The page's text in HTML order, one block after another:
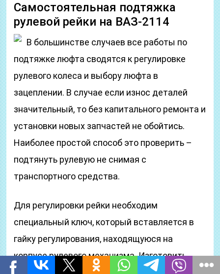
Самостоятельная подтяжка
рулевой рейки на ВАЗ-2114
В большинстве случаев все работы по
подтяжке люфта сводятся к регулировке
рулевого колеса и выбору люфта в
зацеплении. В случае если износ деталей
значительный, то без капитального ремонта и
установки новых запчастей не обойтись.
Наиболее простой способ это проверить –
подтянуть рулевую не снимая с
транспортного средства.
Для регулировки рейки необходим
специальный ключ, который вставляется в
гайку регулирования, находящуюся на
корпусе рулевого механизма. Изготовить